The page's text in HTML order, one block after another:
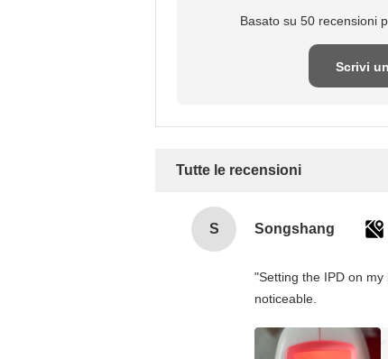
Basato su 50 recensioni
Scrivi
Tutte le recensioni
S Songshang
"Setting the IPD on
noticeable.